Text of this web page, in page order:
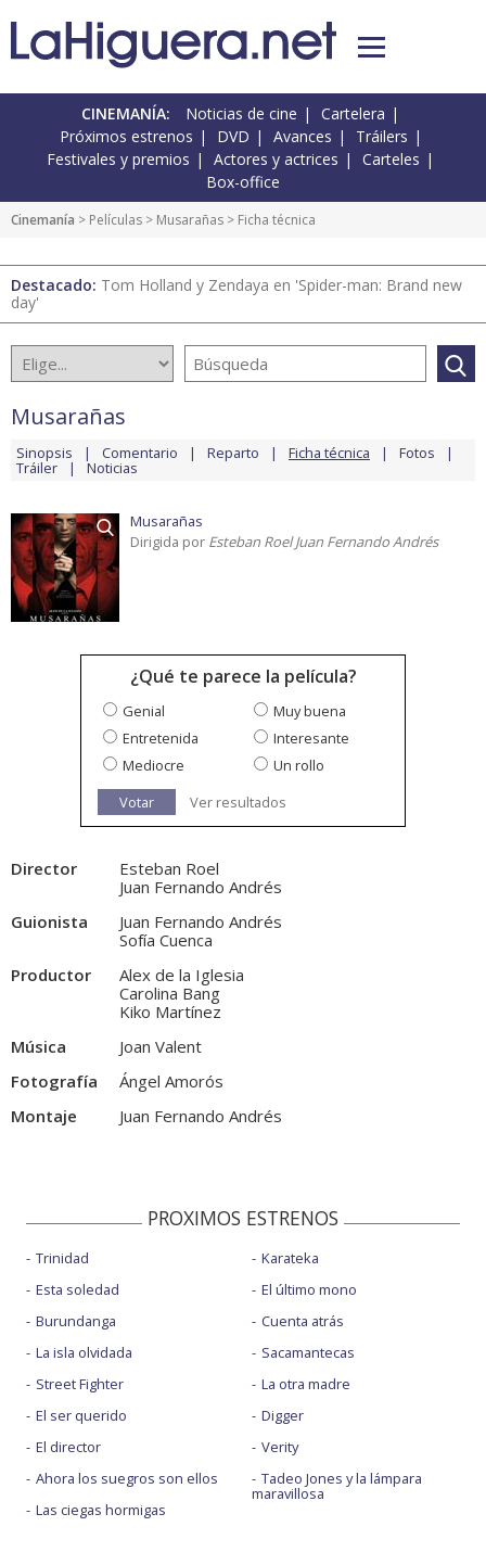
CINEMANÍA: Noticias de cine
Cartelera
Próximos estrenos
DVD Avances
Tráilers
Festivales y premios
Actores y actrices
Carteles
Box-office
Cinemanía > Películas > Musarañas > Ficha técnica
Destacado: Tom Holland y Zendaya en 'Spider-man: Brand new
day'
Musarañas
Sinopsis Comentario Reparto Ficha técnica Fotos
Tráiler Noticias
Musarañas
Dirigida por Esteban Roel Juan Fernando Andrés
¿Qué te parece la película?
Genial
Muy buena
Entretenida
Interesante
Mediocre
Un rollo
Votar
Ver resultados
Director
Esteban Roel
Juan Fernando Andrés
Guionista
Juan Fernando Andrés
Sofía Cuenca
Productor
Alex de la Iglesia
Carolina Bang
Kiko Martínez
Música
Joan Valent
Fotografía
Ángel Amorós
Montaje
Juan Fernando Andrés
PROXIMOS ESTRENOS
Trinidad
Esta soledad
Burundanga
La isla olvidada
Street Fighter
El ser querido
El director
Ahora los suegros son ellos
Las ciegas hormigas
Karateka
El último mono
Cuenta atrás
Sacamantecas
La otra madre
Digger
Verity
Tadeo Jones y la lámpara
maravillosa